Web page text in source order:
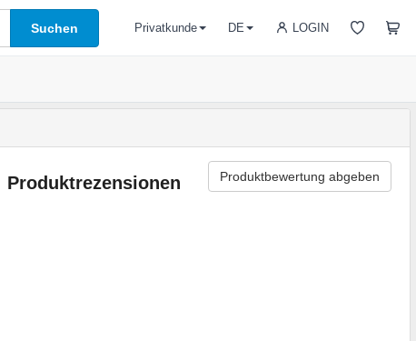
Suchen LOGIN
Privatkunde DE
Produktrezensionen Produktbewertung abgeben